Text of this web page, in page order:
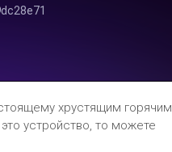
хрустящим горячим
устройство, то можете